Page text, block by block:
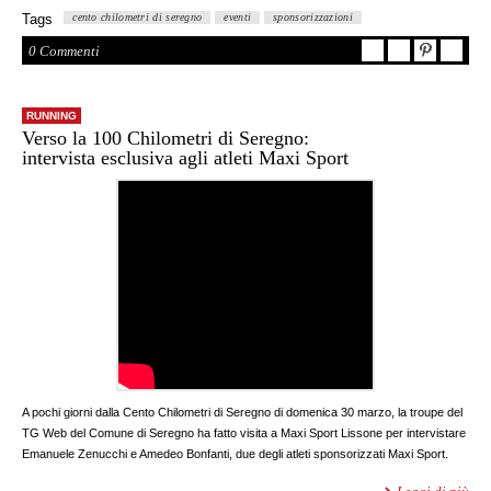
Tags cento chilometri di seregno eventi sponsorizzazioni
0 Commenti
RUNNING
Verso la 100 Chilometri di Seregno:
intervista esclusiva agli atleti Maxi Sport
A pochi giorni dalla Cento Chilometri di Seregno di domenica 30 marzo, la troupe del
TG Web del Comune di Seregno ha fatto visita a Maxi Sport Lissone per intervistare
Emanuele Zenucchi e Amedeo Bonfanti, due degli atleti sponsorizzati Maxi Sport.